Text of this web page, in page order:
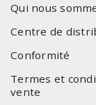
Qui nous
Centre de
Conformité
Termes et
vente